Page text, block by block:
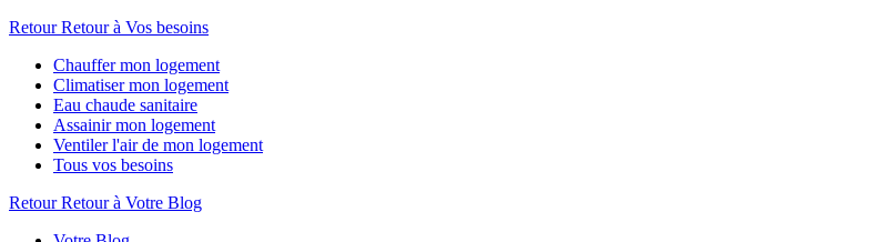
Retour Retour à Vos besoins
Chauffer mon logement
Climatiser mon logement
Eau chaude sanitaire
Assainir mon logement
Ventiler l'air de mon logement
Tous vos besoins
Retour Retour à Votre Blog